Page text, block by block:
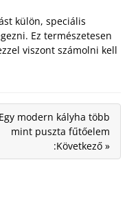
külön, speciális
Ez természetesen
viszont számolni kell
Egy modern kályha több
mint puszta fűtőelem
:Következő »